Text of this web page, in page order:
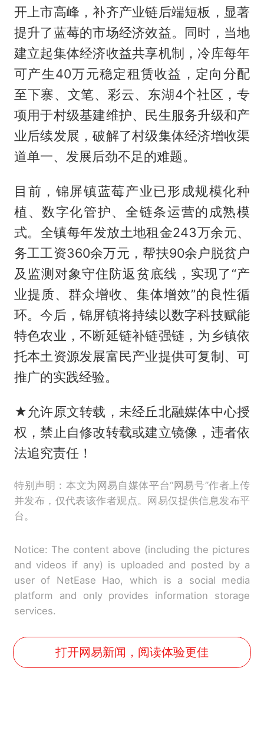
开上市高峰，补齐产业链后端短板，显著
提升了蓝莓的市场经济效益。同时，当地
建立起集体经济收益共享机制，冷库每年
可产生40万元稳定租赁收益，定向分配
至下寨、文笔、彩云、东湖4个社区，专
项用于村级基建维护、民生服务升级和产
业后续发展，破解了村级集体经济增收渠
道单一、发展后劲不足的难题。
目前，锦屏镇蓝莓产业已形成规模化种
植、数字化管护、全链条运营的成熟模
式。全镇每年发放土地租金243万余元、
务工工资360余万元，帮扶90余户脱贫户
及监测对象守住防返贫底线，实现了“产
业提质、群众增收、集体增效”的良性循
环。今后，锦屏镇将持续以数字科技赋能
特色农业，不断延链补链强链，为乡镇依
托本土资源发展富民产业提供可复制、可
推广的实践经验。
★允许原文转载，未经丘北融媒体中心授
权，禁止自修改转载或建立镜像，违者依
法追究责任！
特别声明：本文为网易自媒体平台“网易号”作者上传
并发布，仅代表该作者观点。网易仅提供信息发布平
台。
Notice: The content above (including the pictures
and videos if any) is uploaded and posted by a
user of NetEase Hao, which is a social media
platform and only provides information storage
services.
打开网易新闻，阅读体验更佳